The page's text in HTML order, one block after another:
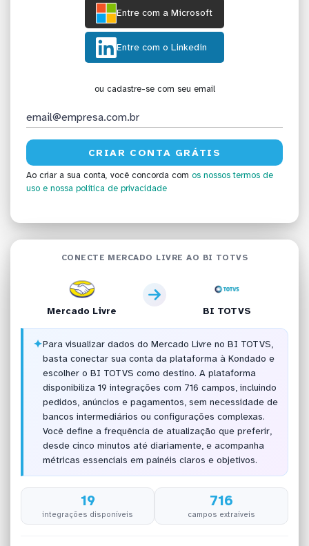
Entre com a Microsoft
Entre com o Linkedin
ou cadastre-se com seu email
Ao criar a sua conta, você concorda com os nossos termos de
uso e nossa política de privacidade
CONECTE MERCADO LIVRE AO BI TOTVS
Mercado Livre BI TOTVS
✦Para visualizar dados do Mercado Livre no BI TOTVS,
basta conectar sua conta da plataforma à Kondado e
escolher o BI TOTVS como destino. A plataforma
disponibiliza 19 integrações com 716 campos, incluindo
pedidos, anúncios e pagamentos, sem necessidade de
bancos intermediários ou configurações complexas.
Você define a frequência de atualização que preferir,
desde cinco minutos até diariamente, e acompanha
métricas essenciais em painéis claros e objetivos.
19
integrações disponíveis
716
campos extraíveis